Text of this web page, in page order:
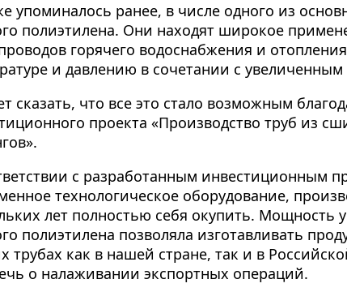
упоминалось ранее, в числе одного из
полиэтилена. Они находят широкое
горячего водоснабжения и
и давлению в сочетании с
сказать, что все это стало возможным
проекта «Производство труб из
с разработанным инвестиционным
технологическое оборудование,
лет полностью себя окупить. Мощность
полиэтилена позволяла изготавливать
трубах как в нашей стране, так и в
о налаживании экспортных операций.